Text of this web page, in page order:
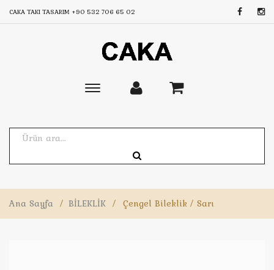
CAKA TAKI TASARIM +90 532 706 65 02
Toggle
Ana Sayfa / BİLEKLİK / Çengel Bileklik / Sarı